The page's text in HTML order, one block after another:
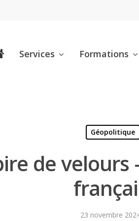
Services Formations
Géopolitique
de
23 novembre